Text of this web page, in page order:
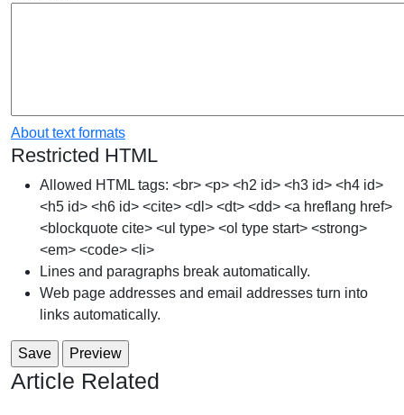
About text formats
Restricted HTML
Allowed HTML tags: <br> <p> <h2 id> <h3 id> <h4 id>
<h5 id> <h6 id> <cite> <dl> <dt> <dd> <a hreflang href>
<blockquote cite> <ul type> <ol type start> <strong>
<em> <code> <li>
Lines and paragraphs break automatically.
Web page addresses and email addresses turn into
links automatically.
Article Related